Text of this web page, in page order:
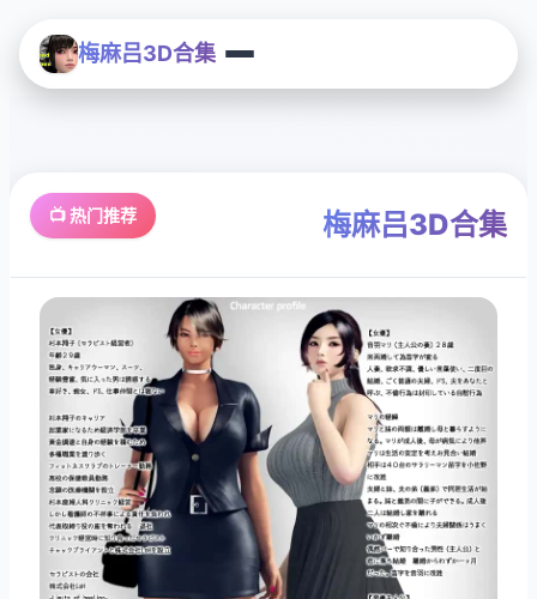
梅麻吕3D合集
📺 热门推荐 梅麻吕3D合集